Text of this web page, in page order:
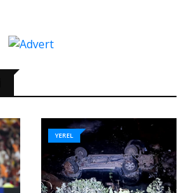
YEREL